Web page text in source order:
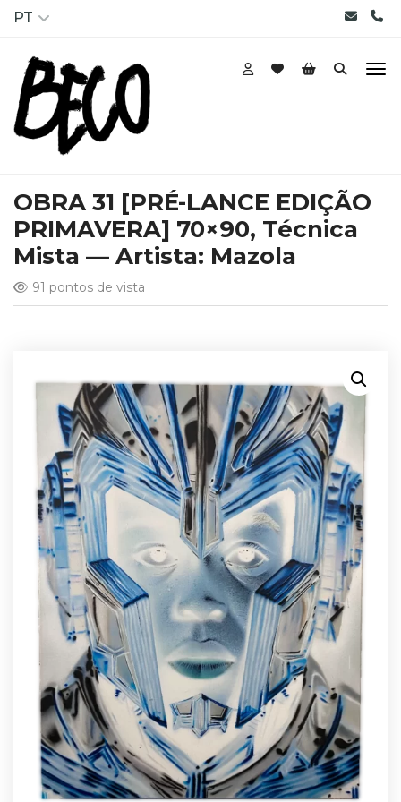
PT
OBRA 31 [PRÉ-LANCE EDIÇÃO
PRIMAVERA] 70×90, Técnica
Mista — Artista: Mazola
91 pontos de vista